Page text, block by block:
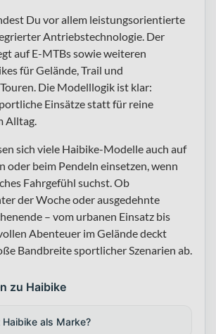
Du vor allem leistungsorientierte
Antriebstechnologie. Der
auf E-MTBs sowie weiteren
für Gelände, Trail und
Die Modelllogik ist klar:
Einsätze statt für reine
Alltag.
sich viele Haibike-Modelle auch auf
oder beim Pendeln einsetzen, wenn
Fahrgefühl suchst. Ob
der Woche oder ausgedehnte
– vom urbanen Einsatz bis
Abenteuer im Gelände deckt
Bandbreite sportlicher Szenarien ab.
zu Haibike
als Marke?